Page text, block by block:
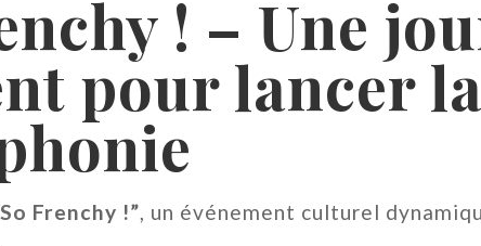
! – Une
pour lancer
Frenchy !”, un événement culturel